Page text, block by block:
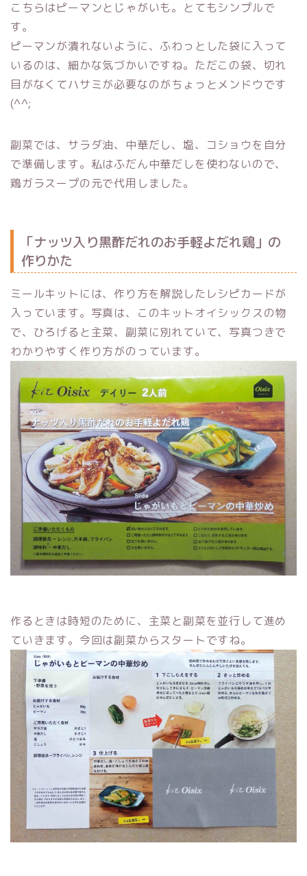
こちらはピーマンとじゃがいも。とてもシンプルで
す。
ピーマンが潰れないように、ふわっとした袋に入って
いるのは、細かな気づかいですね。ただこの袋、切れ
目がなくてハサミが必要なのがちょっとメンドウです
(^^;
副菜では、サラダ油、中華だし、塩、コショウを自分
で準備します。私はふだん中華だしを使わないので、
鶏ガラスープの元で代用しました。
「ナッツ入り黒酢だれのお手軽よだれ鶏」の
作りかた
ミールキットには、作り方を解説したレシピカードが
入っています。写真は、このキットオイシックスの物
で、ひろげると主菜、副菜に別れていて、写真つきで
わかりやすく作り方がのっています。
作るときは時短のために、主菜と副菜を並行して進め
ていきます。今回は副菜からスタートですね。